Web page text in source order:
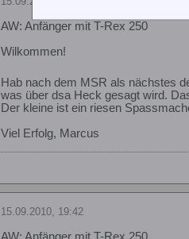
AW: Anfänger mit T-Rex 250
Wilkommen!
Hab nach dem MSR als nächstes
was über dsa Heck gesagt wird.
Der kleine ist ein riesen
Viel Erfolg, Marcus
15.09.2010, 19:42
AW: Anfänger mit T-Rex 250